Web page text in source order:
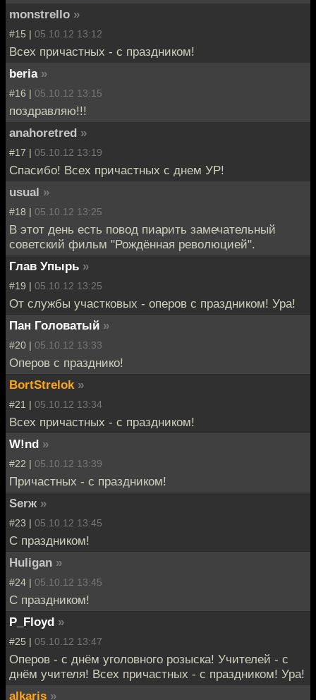
monstrello »
#15 | 05.10.12 13:12
Всех причастных - с праздником!
beria »
#16 | 05.10.12 13:15
поздравляю!!!
anahoretred »
#17 | 05.10.12 13:19
Спасибо! Всех причастных с днем УР!
usual »
#18 | 05.10.12 13:25
В этот день есть повод пиарить замечательный
советский фильм "Рождённая революцией".
Глав Упырь »
#19 | 05.10.12 13:25
От службы участковых - оперов с праздником! Ура!
Пан Головатый »
#20 | 05.10.12 13:33
Оперов с празднико!
BortStrelok »
#21 | 05.10.12 13:34
Всех причастных - с праздником!
W!nd »
#22 | 05.10.12 13:39
Причастных - с праздником!
Serж »
#23 | 05.10.12 13:45
C праздником!
Huligan »
#24 | 05.10.12 13:45
C праздником!
P_Floyd »
#25 | 05.10.12 13:47
Оперов - с днём уголовного розыска! Учителей - с
днём учителя! Всех причастных - с праздником! Ура!
alkaris »